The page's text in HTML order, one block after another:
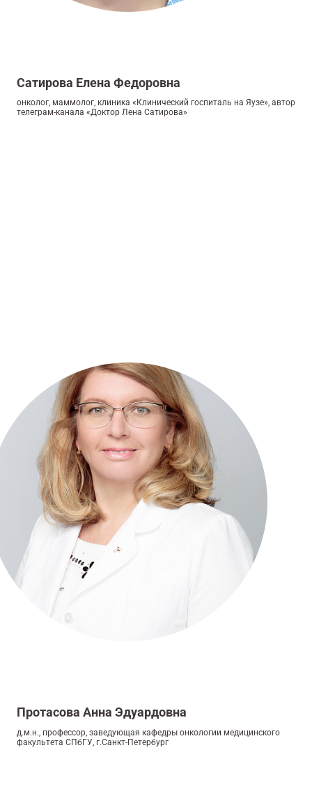
Сатирова Елена Федоровна
онколог, маммолог, клиника «Клинический госпиталь на Яузе», автор
телеграм-канала «Доктор Лена Сатирова»
Протасова Анна Эдуардовна
д.м.н., профессор, заведующая кафедры онкологии медицинского
факультета СПбГУ, г.Санкт-Петербург